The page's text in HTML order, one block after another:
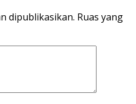
dipublikasikan. Ruas yang